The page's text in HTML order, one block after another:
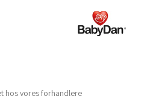
hos vores forhandlere